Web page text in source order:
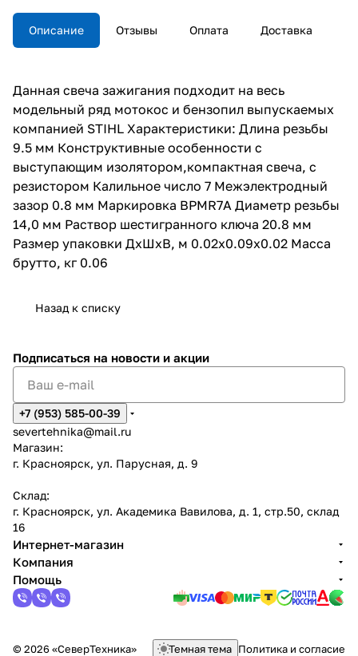
Описание Отзывы Оплата Доставка
Данная свеча зажигания подходит на весь
модельный ряд мотокос и бензопил выпускаемых
компанией STIHL Характеристики: Длина резьбы
9.5 мм Конструктивные особенности с
выступающим изолятором,компактная свеча, с
резистором Калильное число 7 Межэлектродный
зазор 0.8 мм Маркировка BPMR7A Диаметр резьбы
14,0 мм Раствор шестигранного ключа 20.8 мм
Размер упаковки ДхШхВ, м 0.02x0.09x0.02 Масса
брутто, кг 0.06
Назад к списку
Подписаться на новости и акции
+7 (953) 585-00-39
severtehnika@mail.ru
Магазин:
г. Красноярск, ул. Парусная, д. 9
Склад:
г. Красноярск, ул. Академика Вавилова, д. 1, стр.50, склад
16
Интернет-магазин
Компания
Помощь
© 2026 «СеверТехника» Темная тема Политика и согласие